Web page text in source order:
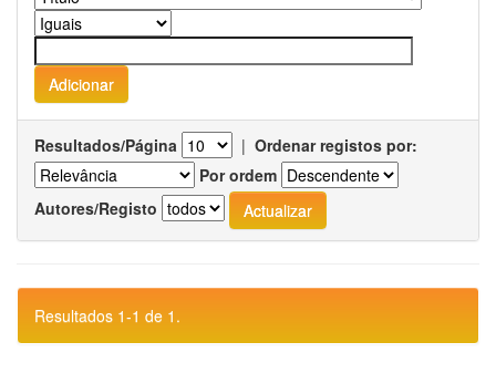
Resultados/Página | Ordenar registos por:
Por ordem
Autores/Registo
Resultados 1-1 de 1.